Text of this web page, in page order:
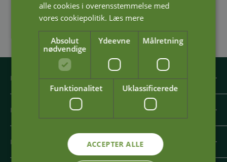
HVORFOR VÆLGE PETDK?
PetDK leverer ikke kun foder, hø og andre
kvalitetsprodukter til vores kunder. Vi hjælper også med
sparring og rådgivning.
Vi har samarbejde med både dyrlæger og veterinær
sygeplejersker indenfor flere områder og bidrager gerne
INFORMATION
Kontakt
Om os
PETDK - EN DEL AF PETLAND APS
alle cookies i overensstemmelse med
vores cookiepolitik. Læs mere
Absolut
nødvendige
Ydeevne Målretning
Funktionalitet Uklassificerede
ACCEPTER ALLE